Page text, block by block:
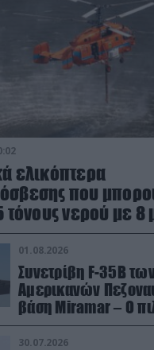
ελικόπτερα
που
τόνους νερού με
01.08.2026
Συνετρίβη F-35B
Αμερικανών
βάση Miramar – Ο
εκτινάχθηκε
30.07.2026